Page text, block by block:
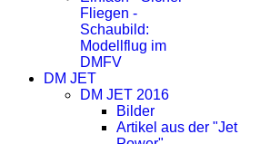
Fliegen -
Schaubild:
Modellflug im
DMFV
DM JET
DM JET 2016
Bilder
Artikel aus der "Jet